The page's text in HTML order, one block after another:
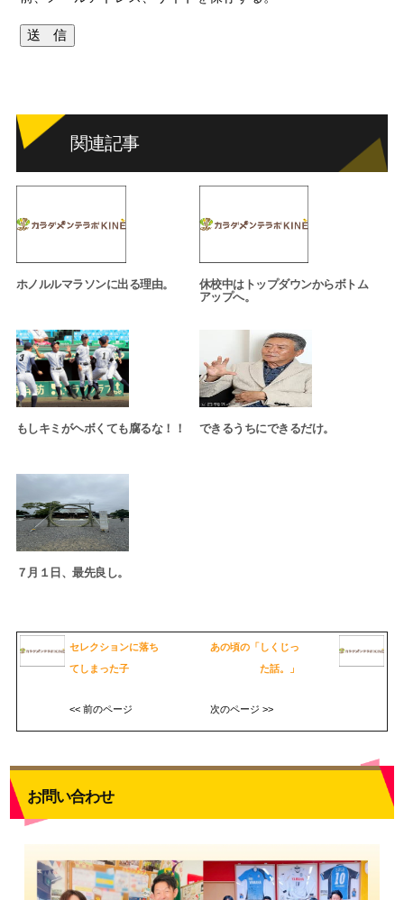
関連記事
ホノルルマラソンに出る理由。
休校中はトップダウンからボトム
アップへ。
もしキミがヘボくても腐るな！！ できるうちにできるだけ。
７月１日、最先良し。
セレクションに落ち
てしまった子
<< 前のページ
あの頃の「しくじっ
た話。」
次のページ >>
お問い合わせ